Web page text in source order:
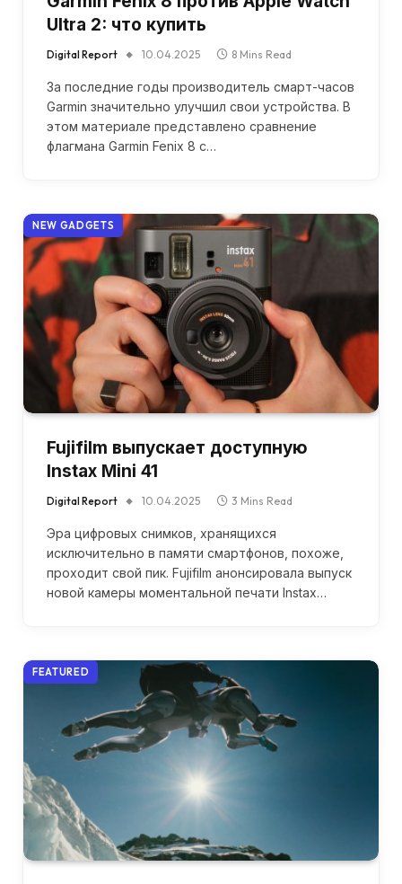
Ultra 2: что купить
Digital Report 10.04.2025 8 Mins Read
За последние годы производитель смарт-часов
Garmin значительно улучшил свои устройства. В
этом материале представлено сравнение
флагмана Garmin Fenix 8 с…
NEW GADGETS
Fujifilm выпускает доступную
Instax Mini 41
Digital Report 10.04.2025 3 Mins Read
Эра цифровых снимков, хранящихся
исключительно в памяти смартфонов, похоже,
проходит свой пик. Fujifilm анонсировала выпуск
новой камеры моментальной печати Instax…
FEATURED